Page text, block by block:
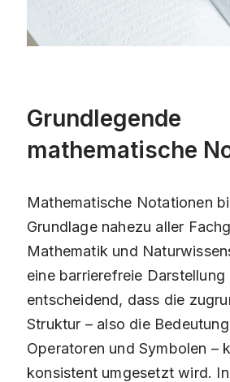
Grundlegende
mathematische
Mathematische Notationen
Grundlage nahezu aller
Mathematik und
eine barrierefreie Darstellung
entscheidend, dass die
Struktur – also die
Operatoren und Symbolen –
konsistent umgesetzt wird. In